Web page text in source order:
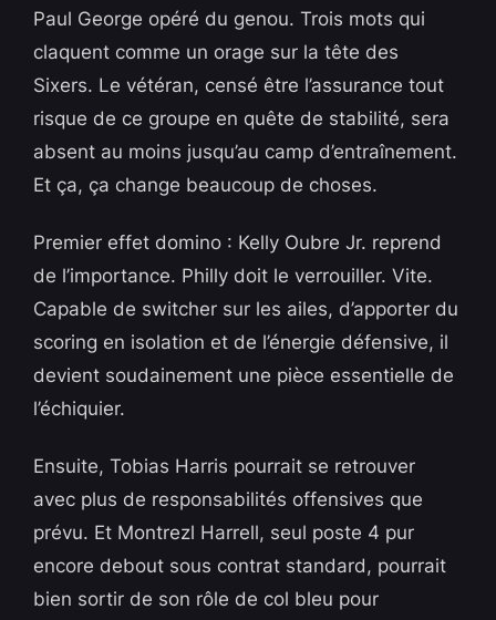
Paul George opéré du genou. Trois mots qui
claquent comme un orage sur la tête des
Sixers. Le vétéran, censé être l’assurance tout
risque de ce groupe en quête de stabilité, sera
absent au moins jusqu’au camp d’entraînement.
Et ça, ça change beaucoup de choses.
Premier effet domino : Kelly Oubre Jr. reprend
de l’importance. Philly doit le verrouiller. Vite.
Capable de switcher sur les ailes, d’apporter du
scoring en isolation et de l’énergie défensive, il
devient soudainement une pièce essentielle de
l’échiquier.
Ensuite, Tobias Harris pourrait se retrouver
avec plus de responsabilités offensives que
prévu. Et Montrezl Harrell, seul poste 4 pur
encore debout sous contrat standard, pourrait
bien sortir de son rôle de col bleu pour